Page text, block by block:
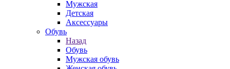
Мужская
Детская
Аксессуары
Обувь
Назад
Обувь
Мужская обувь